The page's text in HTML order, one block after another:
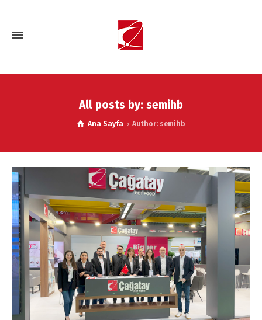
All posts by: semihb
Ana Sayfa Author: semihb